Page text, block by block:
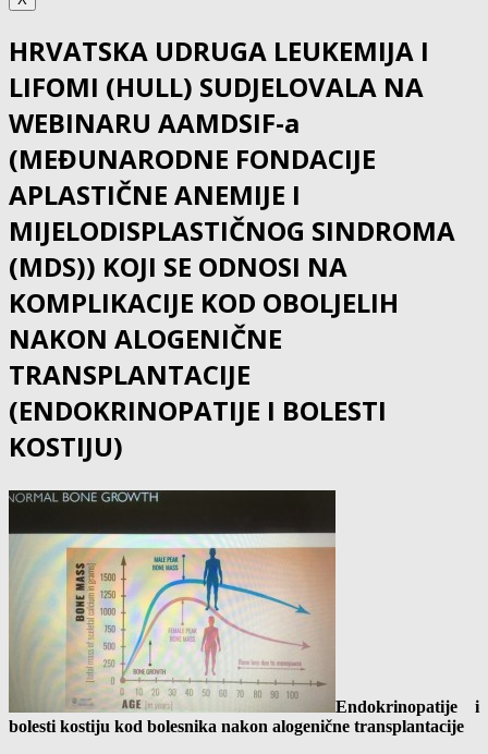
HRVATSKA UDRUGA LEUKEMIJA I
LIFOMI (HULL) SUDJELOVALA NA
WEBINARU AAMDSIF-a
(MEĐUNARODNE FONDACIJE
APLASTIČNE ANEMIJE I
MIJELODISPLASTIČNOG SINDROMA
(MDS)) KOJI SE ODNOSI NA
KOMPLIKACIJE KOD OBOLJELIH
NAKON ALOGENIČNE
TRANSPLANTACIJE
(ENDOKRINOPATIJE I BOLESTI
KOSTIJU)
Endokrinopatije i
bolesti kostiju kod bolesnika nakon alogenične transplantacije